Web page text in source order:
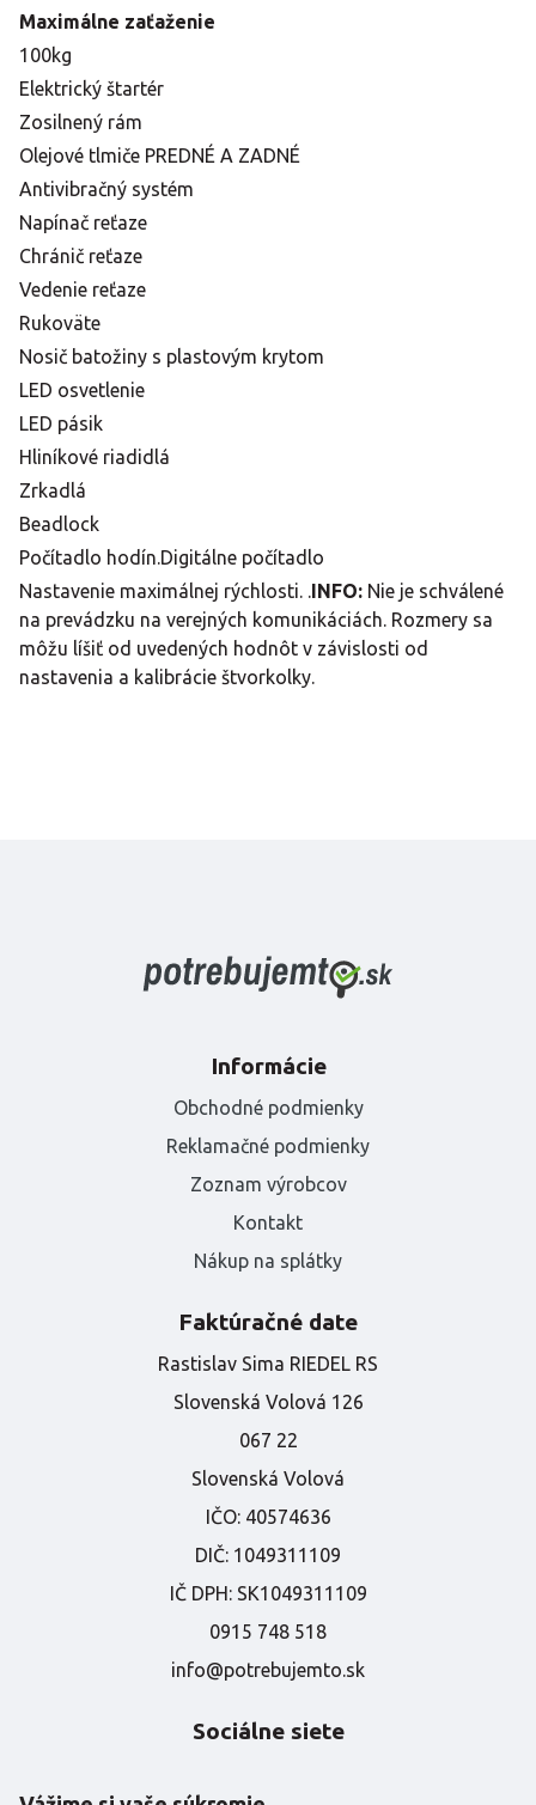
Maximálne zaťaženie
100kg
Elektrický štartér
Zosilnený rám
Olejové tlmiče PREDNÉ A ZADNÉ
Antivibračný systém
Napínač reťaze
Chránič reťaze
Vedenie reťaze
Rukoväte
Nosič batožiny s plastovým krytom
LED osvetlenie
LED pásik
Hliníkové riadidlá
Zrkadlá
Beadlock
Počítadlo hodín.Digitálne počítadlo
Nastavenie maximálnej rýchlosti. .INFO: Nie je schválené
na prevádzku na verejných komunikáciách. Rozmery sa
môžu líšiť od uvedených hodnôt v závislosti od
nastavenia a kalibrácie štvorkolky.
Informácie
Obchodné podmienky
Reklamačné podmienky
Zoznam výrobcov
Kontakt
Nákup na splátky
Faktúračné date
Rastislav Sima RIEDEL RS
Slovenská Volová 126
067 22
Slovenská Volová
IČO: 40574636
DIČ: 1049311109
IČ DPH: SK1049311109
0915 748 518
info@potrebujemto.sk
Sociálne siete